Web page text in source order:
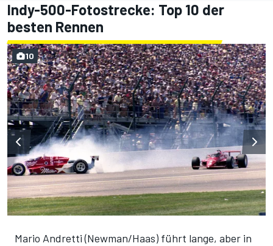
Indy-500-Fotostrecke: Top 10 der
besten Rennen
Mario Andretti (Newman/Haas) führt lange, aber in
10